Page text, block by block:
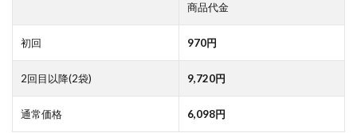
商品代金
初回 970円
2回目以降(2袋) 9,720円
通常価格 6,098円